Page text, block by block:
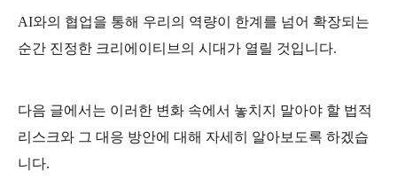
AI와의 협업을 통해 우리의 역량이 한계를 넘어 확장되는
순간 진정한 크리에이티브의 시대가 열릴 것입니다.
다음 글에서는 이러한 변화 속에서 놓치지 말아야 할 법적
리스크와 그 대응 방안에 대해 자세히 알아보도록 하겠습
니다.